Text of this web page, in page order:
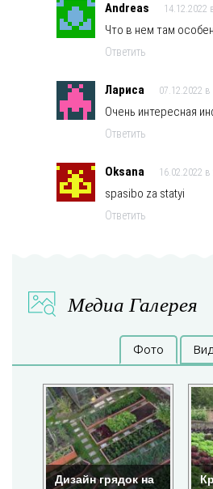
Andreas 14.12.2022
Что в нем там
Ответить
Лариса 07.12.2022 в
Очень интересная
Ответить
Oksana 16.02.2022 в
spasibo za statyi
Ответить
Медиа Галерея
Фото
Дизайн грядок на